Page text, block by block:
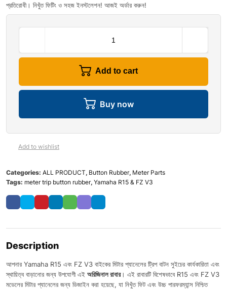
প্রতিরোধী। নিখুঁত ফিটিং ও সহজ ইনস্টলেশন! আজই অর্ডার করুন!
Add to cart
Buy now
Add to wishlist
Categories: ALL PRODUCT, Button Rubber, Meter Parts
Tags: meter trip button rubber, Yamaha R15 & FZ V3
Description
আপনার Yamaha R15 এবং FZ V3 বাইকের মিটার প্যানেলের ট্রিপ বাটন সুইচের কার্যকারিতা এবং
স্থায়িত্ব বাড়ানোর জন্য উপযোগী এই অরিজিনাল রাবার। এই রাবারটি বিশেষভাবে R15 এবং FZ V3
মডেলের মিটার প্যানেলের জন্য ডিজাইন করা হয়েছে, যা নিখুঁত ফিট এবং উচ্চ পারফরম্যান্স নিশ্চিত